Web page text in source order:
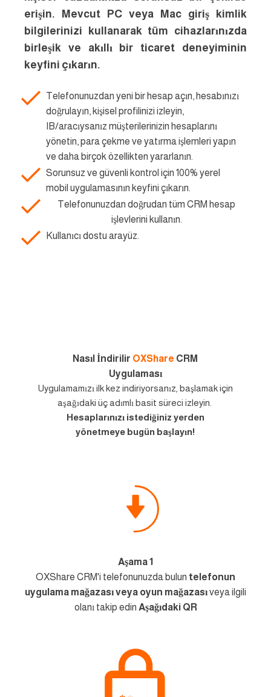
erişin. Mevcut PC veya Mac giriş kimlik
bilgilerinizi kullanarak tüm cihazlarınızda
birleşik ve akıllı bir ticaret deneyiminin
keyfini çıkarın.
Telefonunuzdan yeni bir hesap açın, hesabınızı
doğrulayın, kişisel profilinizi izleyin,
IB/aracıysanız müşterilerinizin hesaplarını
yönetin, para çekme ve yatırma işlemleri yapın
ve daha birçok özellikten yararlanın.
Sorunsuz ve güvenli kontrol için 100% yerel
mobil uygulamasının keyfini çıkarın.
Telefonunuzdan doğrudan tüm CRM hesap
işlevlerini kullanın.
Kullanıcı dostu arayüz.
Nasıl İndirilir OXShare CRM
Uygulaması
Uygulamamızı ilk kez indiriyorsanız, başlamak için
aşağıdaki üç adımlı basit süreci izleyin.
Hesaplarınızı istediğiniz yerden
yönetmeye bugün başlayın!
Aşama 1
OXShare CRM'i telefonunuzda bulun telefonun
uygulama mağazası veya oyun mağazasıveya ilgili
olanı takip edin Aşağıdaki QR